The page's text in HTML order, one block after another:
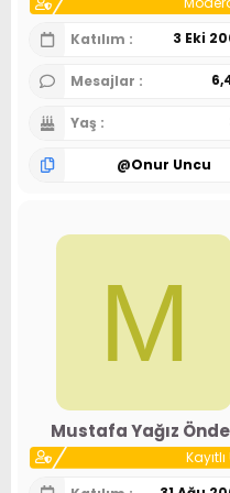
Katılım
3 Eki
Mesajlar
Yaş
@Onur Uncu
M
Mustafa Yağız